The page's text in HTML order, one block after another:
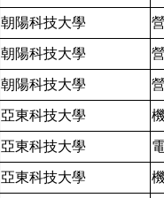
朝陽科技大學
朝陽科技大學
朝陽科技大學
亞東科技大學
亞東科技大學
亞東科技大學